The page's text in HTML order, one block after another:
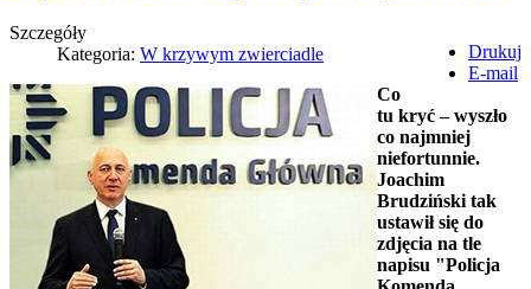
Drukuj
E-mail
Szczegóły
Kategoria: W krzywym zwierciadle
Co
tu kryć – wyszło
co najmniej
niefortunnie.
Joachim
Brudziński tak
ustawił się do
zdjęcia na tle
napisu "Policja